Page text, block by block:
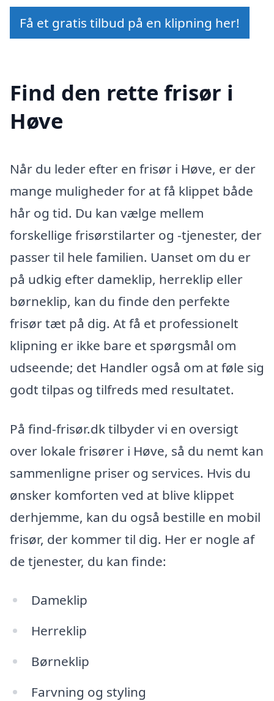
Få et gratis tilbud på en klipning her!
Find den rette frisør i
Høve
Når du leder efter en frisør i Høve, er der
mange muligheder for at få klippet både
hår og tid. Du kan vælge mellem
forskellige frisørstilarter og -tjenester, der
passer til hele familien. Uanset om du er
på udkig efter dameklip, herreklip eller
børneklip, kan du finde den perfekte
frisør tæt på dig. At få et professionelt
klipning er ikke bare et spørgsmål om
udseende; det Handler også om at føle sig
godt tilpas og tilfreds med resultatet.
På find-frisør.dk tilbyder vi en oversigt
over lokale frisører i Høve, så du nemt kan
sammenligne priser og services. Hvis du
ønsker komforten ved at blive klippet
derhjemme, kan du også bestille en mobil
frisør, der kommer til dig. Her er nogle af
de tjenester, du kan finde:
Dameklip
Herreklip
Børneklip
Farvning og styling